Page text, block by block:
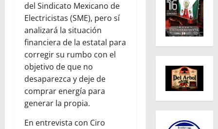
del Sindicato Mexicano de
Electricistas (SME), pero sí
analizará la situación
financiera de la estatal para
corregir su rumbo con el
objetivo de que no
desaparezca y deje de
comprar energía para
generar la propia.
En entrevista con Ciro